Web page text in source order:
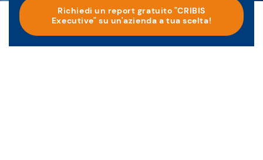
Richiedi un report gratuito "CRIBIS
Executive" su un'azienda a tua scelta!